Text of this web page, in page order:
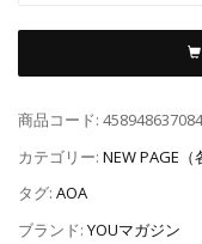
商品コード:
カテゴリー: NEW PAGE（
タグ: AOA
ブランド: YOUマガジン